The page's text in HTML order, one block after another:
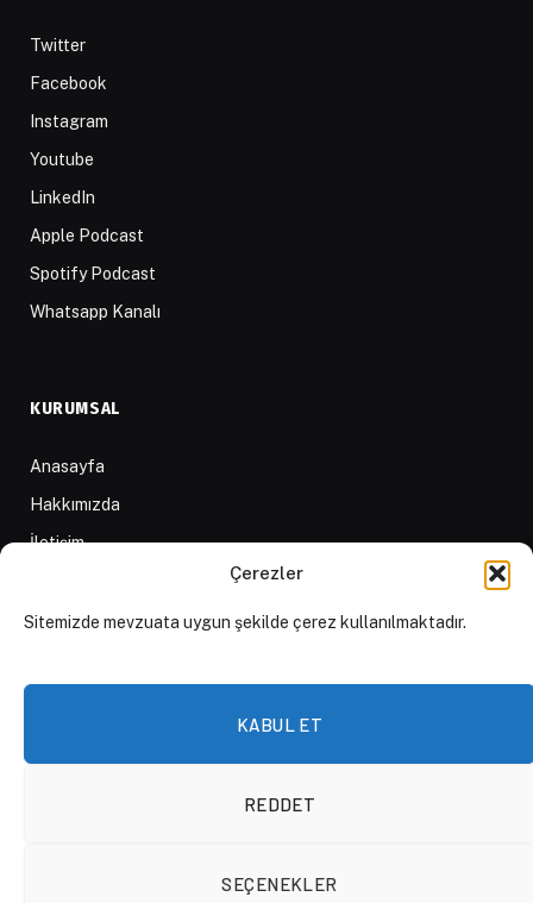
Çerezler
Sitemizde mevzuata uygun şekilde çerez kullanılmaktadır.
KABUL ET
REDDET
SEÇENEKLER
Twitter
Facebook
Instagram
Youtube
LinkedIn
Apple Podcast
Spotify Podcast
Whatsapp Kanalı
KURUMSAL
Anasayfa
Hakkımızda
İletişim
D84 Yayınları
Çerez Politikası